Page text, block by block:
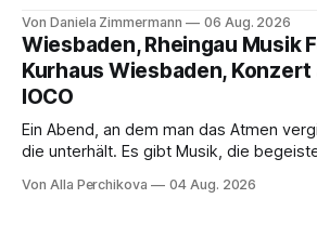
psychologische Tiefe mit starken
einem spielfreudigen Ensemble und
überzeugenden Gesamtleistung.
Von Daniela Zimmermann 06 Aug. 2026
Wiesbaden, Rheingau Musik
Kurhaus Wiesbaden, Konzert
IOCO
Ein Abend, an dem man das Atmen vergisst. Es gibt
die unterhält. Es gibt Musik, die
Genau so war der Abend im Kurhaus
Von Alla Perchikova 04 Aug. 2026